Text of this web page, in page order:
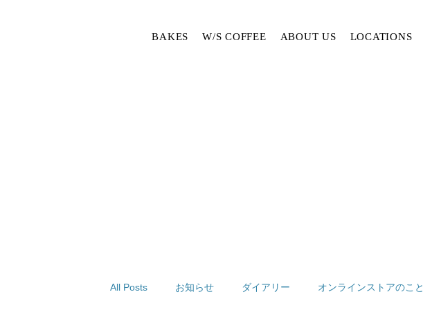
BAKES W/S COFFEE ABOUT US LOCATIONS
All Posts お知らせ ダイアリー オンラインストアのこと